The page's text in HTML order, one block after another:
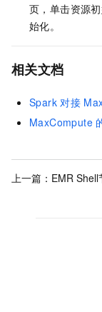
页，单击资源
始化。
相关文档
Spark 对接
MaxCompute
上一篇： EMR Shell